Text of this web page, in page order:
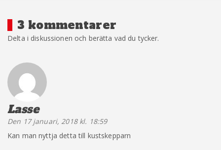
3 kommentarer
Delta i diskussionen och berätta vad du tycker.
Lassesäger:
Den 17 januari, 2018 kl. 18:59
Kan man nyttja detta till kustskepparn